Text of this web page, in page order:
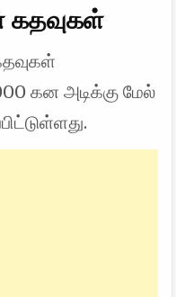
கதவுகள்
கன அடிக்கு மேல்